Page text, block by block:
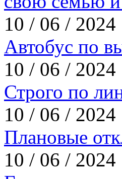
10 / 06 / 2024
Автобус по
10 / 06 / 2024
Строго по
10 / 06 / 2024
Плановые
10 / 06 / 2024